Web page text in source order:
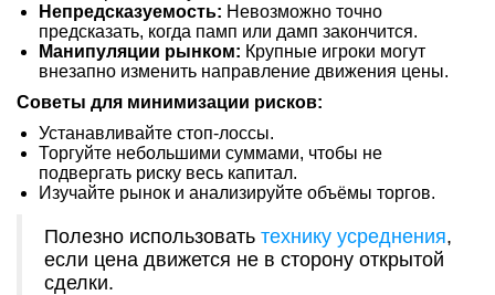
Непредсказуемость: Невозможно точно
предсказать, когда памп или дамп закончится.
Манипуляции рынком: Крупные игроки могут
внезапно изменить направление движения цены.
Советы для минимизации рисков:
Устанавливайте стоп-лоссы.
Торгуйте небольшими суммами, чтобы не
подвергать риску весь капитал.
Изучайте рынок и анализируйте объёмы торгов.
Полезно использовать технику усреднения,
если цена движется не в сторону открытой
сделки.